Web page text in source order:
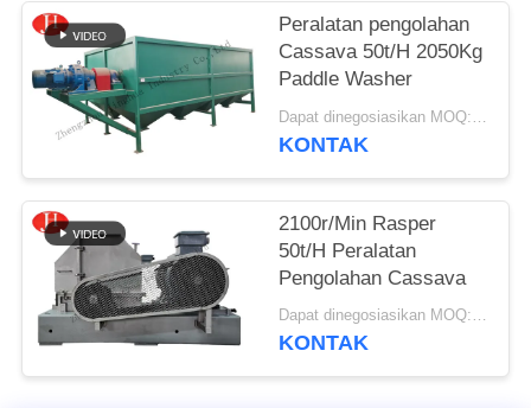
Peralatan pengolahan
Cassava 50t/H 2050Kg
Paddle Washer
Dapat dinegosiasikan MOQ:1 set
KONTAK
2100r/Min Rasper
50t/H Peralatan
Pengolahan Cassava
Dapat dinegosiasikan MOQ:1 set
KONTAK